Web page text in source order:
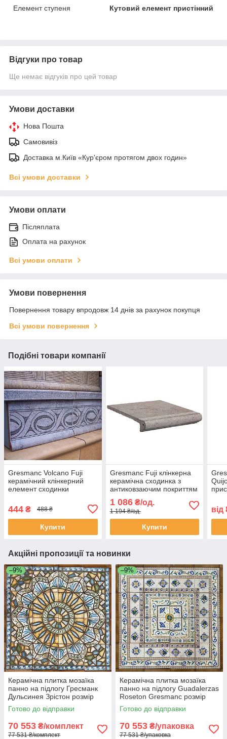
Елемент ступеня
Кутовий елемент пристінний
Відгуки про товар
Ще немає відгуків про цей товар
Умови доставки
Нова Пошта
Самовивіз
Доставка м.Київ «Кур'єром протягом двох годин»
Всі умови доставки
Умови оплати
Післяплата
Оплата на рахунок
Всі умови оплати
Умови повернення
Повернення товару впродовж 14 днів за рахунок покупця
Всі умови повернення
Подібні товари компанії
Gresmanc Volcano Fuji
керамічний клінкерний
елемент сходинки
для вулиці тераси сходів
ганку драбини
444 ₴ 488 ₴
Купити
Gresmanc Fuji клінкерна
керамічна сходинка з
антиковзаючим покриттям
тераси сходів ганку
1 086₴/од.
1 194 ₴/од.
Купити
від
Акційні пропозиції та новинки
–9%
Керамічна плитка мозаїка
панно на підлогу Гресманк
Дульсинея Зрістон розмір
1270x1270мм 16 плиток
Готово до відправки
70 553 ₴/комплект
77 531 ₴/комплект
–9%
Керамічна плитка мозаїка
панно на підлогу Guadalerzas
Roseton Gresmanc розмір
1270x1270мм 16 плиток
Готово до відправки
70 553 ₴/упаковка
77 531 ₴/упаковка